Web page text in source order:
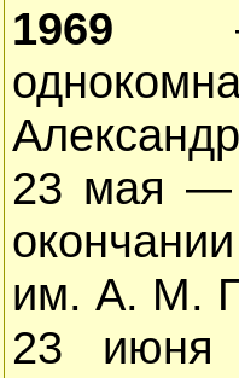
1969 —
23 мая —
им. А. М.
23 июня